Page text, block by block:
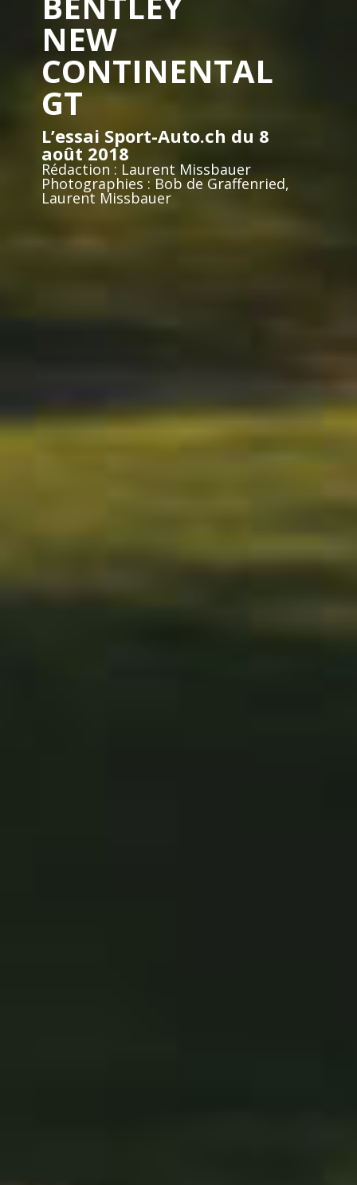
NEW
CONTINENTAL
GT
L’essai Sport-Auto.ch du 8
août 2018
Rédaction : Laurent Missbauer
Photographies : Bob de Graffenried,
Laurent Missbauer